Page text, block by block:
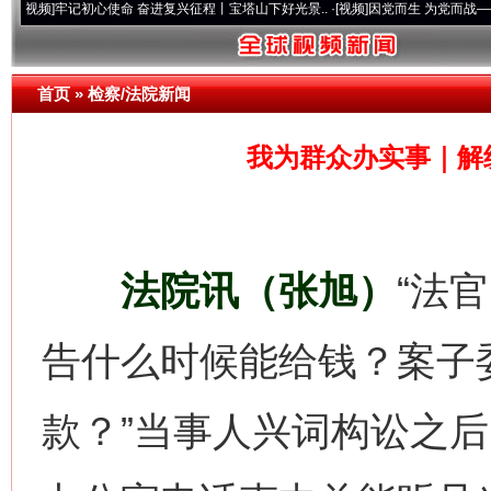
初心使命 奋进复兴征程丨宝塔山下好光景..·[视频]因党而生 为党而战——百年“纪
首页»检察/法院新闻
我为群众办实事｜
法院讯（张旭） “法
告什么时候能给钱？案
款？”当事人兴词构讼之